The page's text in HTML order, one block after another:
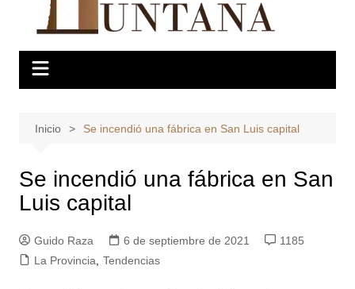
Inicio Se incendió una fábrica en San Luis capital
Se incendió una fábrica en San
Luis capital
Guido Raza 6 de septiembre de 2021
1185
La Provincia
Tendencias